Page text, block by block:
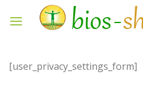
Inhalt
[user_privacy_settings_form]